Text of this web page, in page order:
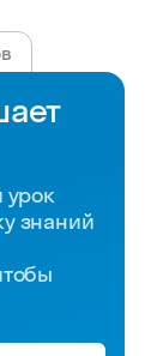
урок
знаний